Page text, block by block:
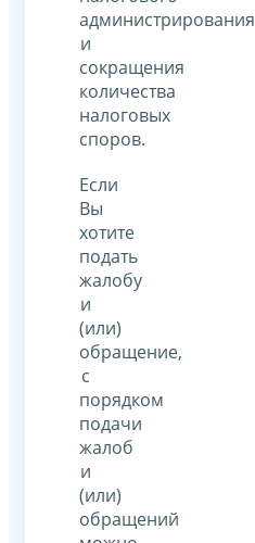
администрирования
и
сокращения
количества
налоговых
споров.
Если
Вы
хотите
подать
жалобу
и
(или)
обращение,
с
порядком
подачи
жалоб
и
(или)
обращений